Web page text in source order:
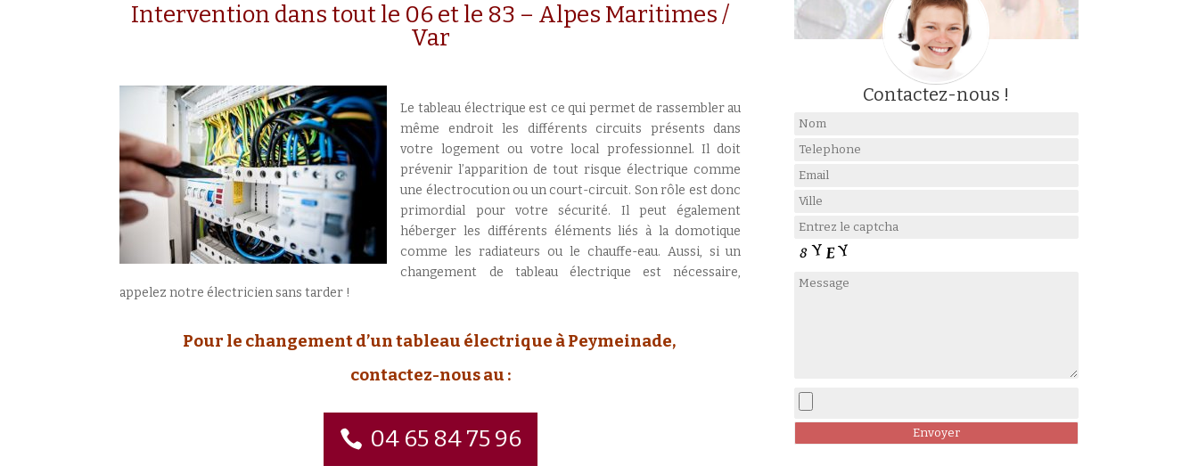
Intervention dans tout le 06 et le 83 – Alpes Maritimes /
Var
Le tableau électrique est ce qui permet de rassembler au
même endroit les différents circuits présents dans
votre logement ou votre local professionnel. Il doit
prévenir l’apparition de tout risque électrique comme
une électrocution ou un court-circuit. Son rôle est donc
primordial pour votre sécurité. Il peut également
héberger les différents éléments liés à la domotique
comme les radiateurs ou le chauffe-eau. Aussi, si un
changement de tableau électrique est nécessaire,
appelez notre électricien sans tarder !
Pour le changement d’un tableau électrique à Peymeinade,
contactez-nous au :
04 65 84 75 96
Contactez-nous !